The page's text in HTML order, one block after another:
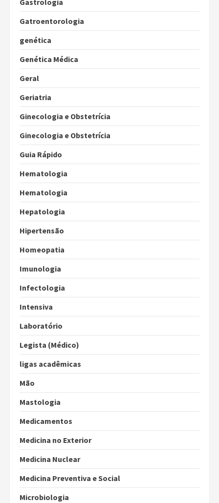
Gastrologia
Gatroentorologia
genética
Genética Médica
Geral
Geriatria
Ginecologia e Obstetrícia
Ginecologia e Obstetrícia
Guia Rápido
Hematologia
Hematologia
Hepatologia
Hipertensão
Homeopatia
Imunologia
Infectologia
Intensiva
Laboratório
Legista (Médico)
ligas acadêmicas
Mão
Mastologia
Medicamentos
Medicina no Exterior
Medicina Nuclear
Medicina Preventiva e Social
Microbiologia